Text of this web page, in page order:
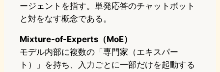
ージェントを指す。単発応答のチャットボット
と対をなす概念である。
Mixture-of-Experts（MoE）
モデル内部に複数の「専門家（エキスパー
ト）」を持ち、入力ごとに一部だけを起動する